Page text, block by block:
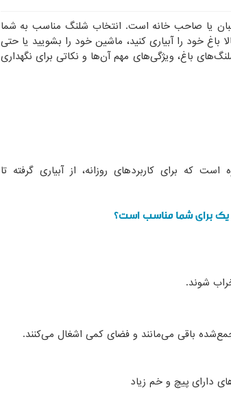
یا صاحب خانه است. انتخاب شلنگ مناسب به شما
باغ خود را آبیاری کنید، ماشین خود را بشویید یا حتی
باغ، ویژگی‌های مهم آن‌ها و نکاتی برای نگهداری
که برای کاربردهای روزانه، از آبیاری گرفته تا
یک برای شما مناسب است؟
شوند.
باقی می‌مانند و فضای کمی اشغال می‌کنند.
دارای پیچ و خم زیاد